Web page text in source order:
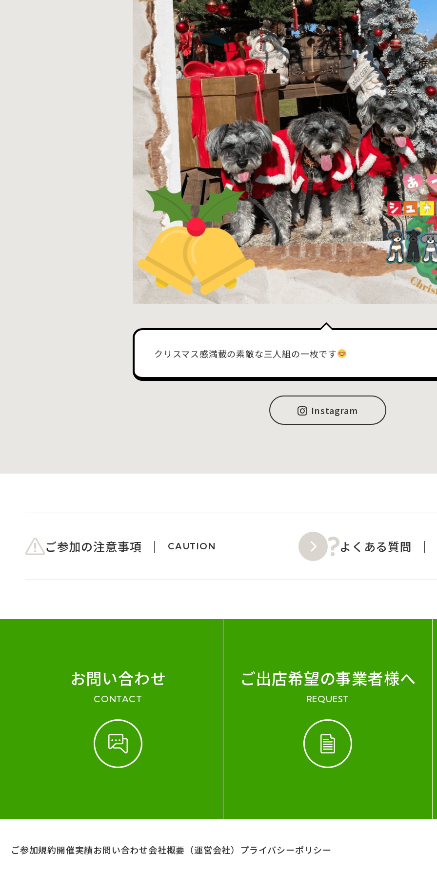
クリスマス感満載の素敵な三人組の一枚です
Instagram
ご参加の注意事項 CAUTION よくある質問
お問い合わせ
CONTACT
ご出店希望の事業者様へ
REQUEST
ご参加規約開催実績お問い合わせ会社概要（運営会社） プライバシーポリシー